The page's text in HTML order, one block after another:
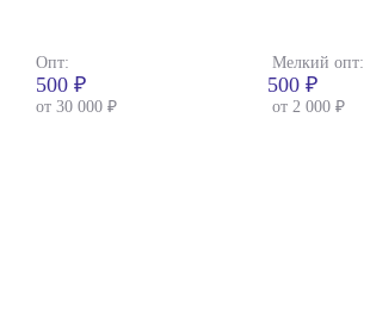
Опт: Мелкий опт:
500 ₽ 500 ₽
от 30 000 ₽ от 2 000 ₽